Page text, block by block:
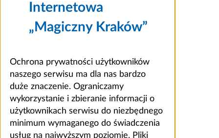
Internetowa
„Magiczny Kraków”
Ochrona prywatności użytkowników
naszego serwisu ma dla nas bardzo
duże znaczenie. Ograniczamy
wykorzystanie i zbieranie informacji o
użytkownikach serwisu do niezbędnego
minimum wymaganego do świadczenia
usług na najwyższym poziomie. Pliki